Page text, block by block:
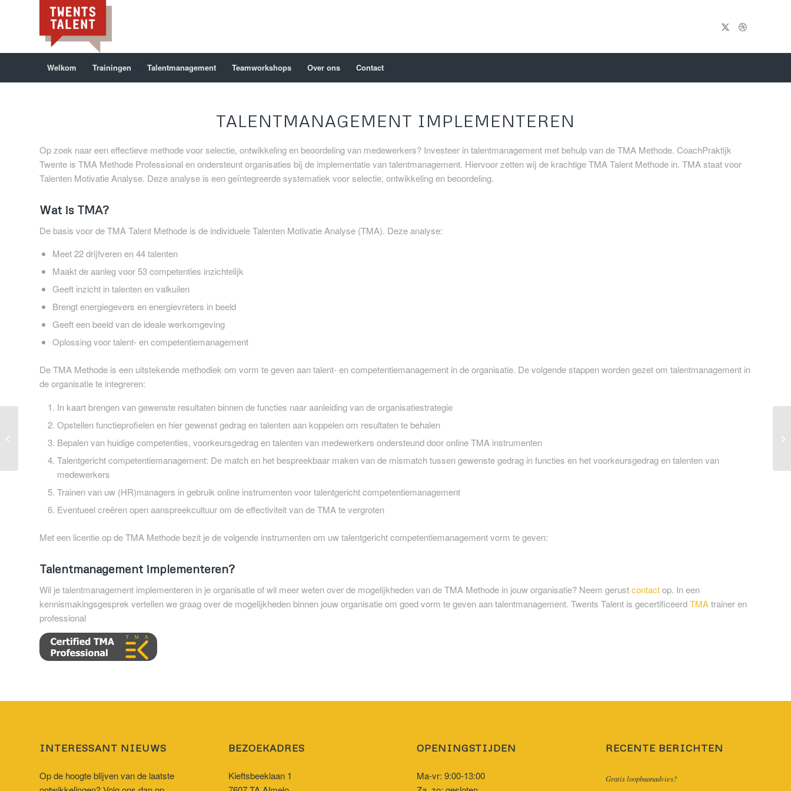
Welkom Trainingen Talentmanagement Teamworkshops Over ons Contact
TALENTMANAGEMENT IMPLEMENTEREN
Op zoek naar een effectieve methode voor selectie, ontwikkeling en beoordeling van medewerkers? Investeer in talentmanagement met behulp van de TMA Methode. CoachPraktijk
Twente is TMA Methode Professional en ondersteunt organisaties bij de implementatie van talentmanagement. Hiervoor zetten wij de krachtige TMA Talent Methode in. TMA staat voor
Talenten Motivatie Analyse. Deze analyse is een geïntegreerde systematiek voor selectie, ontwikkeling en beoordeling.
Wat is TMA?
De basis voor de TMA Talent Methode is de individuele Talenten Motivatie Analyse (TMA). Deze analyse:
Meet 22 drijfveren en 44 talenten
Maakt de aanleg voor 53 competenties inzichtelijk
Geeft inzicht in talenten en valkuilen
Brengt energiegevers en energievreters in beeld
Geeft een beeld van de ideale werkomgeving
Oplossing voor talent- en competentiemanagement
De TMA Methode is een uitstekende methodiek om vorm te geven aan talent- en competentiemanagement in de organisatie. De volgende stappen worden gezet om talentmanagement in
de organisatie te integreren:
In kaart brengen van gewenste resultaten binnen de functies naar aanleiding van de organisatiestrategie
Opstellen functieprofielen en hier gewenst gedrag en talenten aan koppelen om resultaten te behalen
Bepalen van huidige competenties, voorkeursgedrag en talenten van medewerkers ondersteund door online TMA instrumenten
Talentgericht competentiemanagement: De match en het bespreekbaar maken van de mismatch tussen gewenste gedrag in functies en het voorkeursgedrag en talenten van
medewerkers
Trainen van uw (HR)managers in gebruik online instrumenten voor talentgericht competentiemanagement
Eventueel creëren open aanspreekcultuur om de effectiviteit van de TMA te vergroten
Met een licentie op de TMA Methode bezit je de volgende instrumenten om uw talentgericht competentiemanagement vorm te geven:
Talentmanagement implementeren?
Wil je talentmanagement implementeren in je organisatie of wil meer weten over de mogelijkheden van de TMA Methode in jouw organisatie? Neem gerustcontactop. In een
kennismakingsgesprek vertellen we graag over de mogelijkheden binnen jouw organisatie om goed vorm te geven aan talentmanagement. Twents Talent is gecertificeerdTMAtrainer en
professional
INTERESSANT NIEUWS
Op de hoogte blijven van de laatste
BEZOEKADRES
Kieftsbeeklaan 1
OPENINGSTIJDEN
Ma-vr: 9:00-13:00
RECENTE BERICHTEN
Gratis loopbaanadvies?
Team workshop kernkwaliteiten